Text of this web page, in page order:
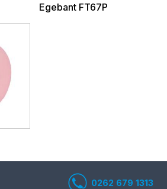
Egebant FT67P